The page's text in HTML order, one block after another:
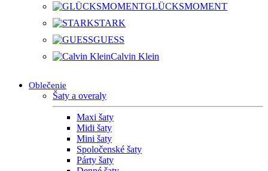
GLÜCKSMOMENT
STARK
GUESS
Calvin Klein
Oblečenie
Šaty a overaly
Maxi šaty
Midi šaty
Mini šaty
Spoločenské šaty
Párty šaty